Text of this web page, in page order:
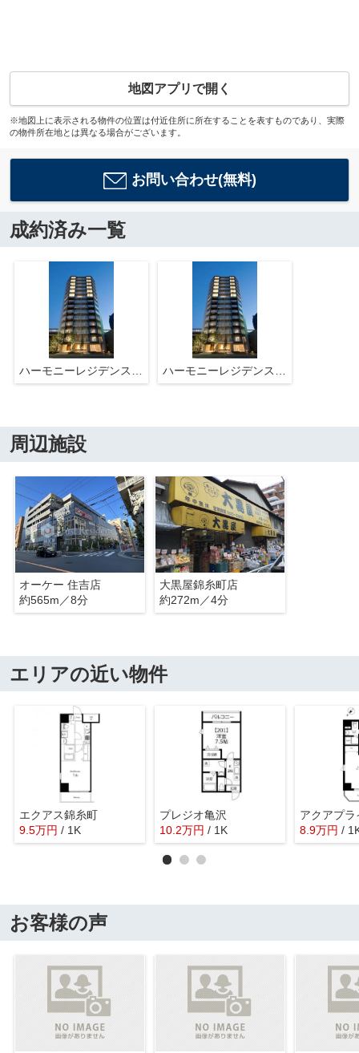
地図アプリで開く
※地図上に表示される物件の位置は付近住所に所在することを表すものであり、実際
の物件所在地とは異なる場合がございます。
お問い合わせ(無料)
成約済み一覧
周辺施設
オーケー 住吉店
約565m／8分
大黒屋錦糸町店
約272m／4分
エリアの近い物件
エクアス錦糸町
9.5万円 / 1K
プレジオ亀沢
10.2万円 / 1K 8.9万円 /
お客様の声